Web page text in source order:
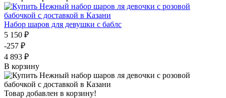
Набор шаров для девушки с баблс
5 150 ₽
-257 ₽
4 893 ₽
В корзину
Товар добавлен в корзину!